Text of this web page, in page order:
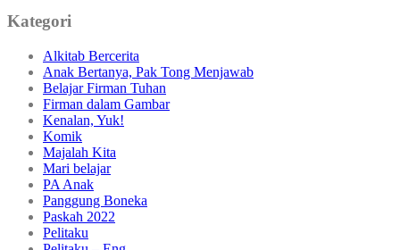
Kategori
Alkitab Bercerita
Anak Bertanya, Pak Tong Menjawab
Belajar Firman Tuhan
Firman dalam Gambar
Kenalan, Yuk!
Komik
Majalah Kita
Mari belajar
PA Anak
Panggung Boneka
Paskah 2022
Pelitaku